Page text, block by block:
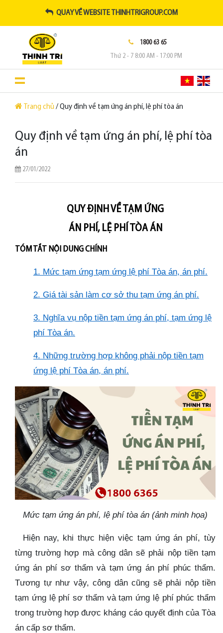
QUAY VỀ WEBSITE THINHTRIGROUP.COM
1800 63 65
Thứ 2 - 7 8:00 AM - 17:00 PM
Trang chủ / Quy định về tạm ứng án phí, lệ phí tòa án
Quy định về tạm ứng án phí, lệ phí tòa
án
27/01/2022
QUY ĐỊNH VỀ TẠM ỨNG
ÁN PHÍ, LỆ PHÍ TÒA ÁN
TÓM TẮT NỘI DUNG CHÍNH
1. Mức tạm ứng tạm ứng lệ phí Tòa án, án phí.
2. Giá tài sản làm cơ sở thu tạm ứng án phí.
3. Nghĩa vụ nộp tiền tạm ứng án phí, tạm ứng lệ
phí Tòa án.
4. Những trường hợp không phải nộp tiền tạm
ứng lệ phí Tòa án, án phí.
Mức tạm ứng án phí, lệ phí tòa án (ảnh minh họa)
Hiện nay, khi thực hiện việc tạm ứng án phí, tùy
từng trường hợp mà công dân sẽ phải nộp tiền tạm
ứng án phí sơ thẩm và tạm ứng án phí phúc thẩm.
Tương tự như vậy, công dân cũng sẽ phải nộp tiền
tạm ứng lệ phí sơ thẩm và tạm ứng lệ phí phúc thẩm
trong trường hợp được kháng cáo quyết định của Tòa
án cấp sơ thẩm.